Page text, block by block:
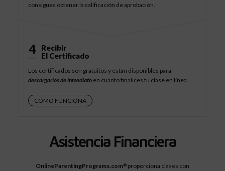
consigues obtener la calificación de aprobación.
4
Recibir
El Certificado
Los certificados son gratuitos y están disponibles para
descargarlos de inmediato en cuanto finalices tu clase en línea.
CÓMO FUNCIONA
Asistencia Financiera
OnlineParentingPrograms.com®proporciona clases con